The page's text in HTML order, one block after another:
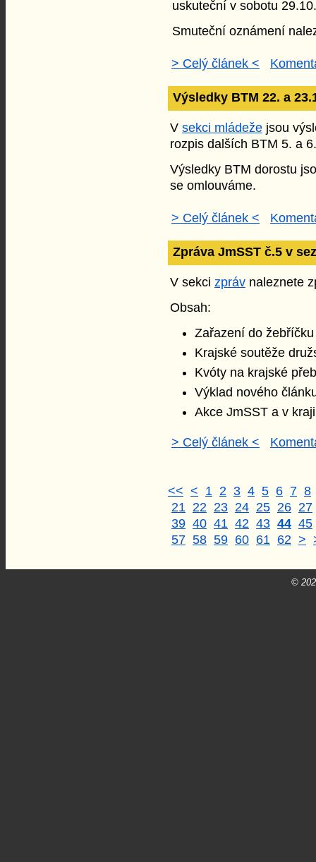
uskuteční v sobotu
Smuteční oznámení
> Celý článek <
Výsledky BTM 22. a
V sekci mládeže jsou
rozpis dalších BTM 5. a
Výsledky BTM dorostu
se omlouváme.
> Celý článek <
Zpráva JmSST č.5 v
V sekci zpráv naleznete
Obsah:
Zařazení do
Krajské soutěže
Kvóty na krajské
Výklad nového
Akce JmSST a v
> Celý článek <
<< < 1 2 3 4 5 6 7 8
21 22 23 24 25 26 27
39 40 41 42 43 44 45
57 58 59 60 61 62 >
©